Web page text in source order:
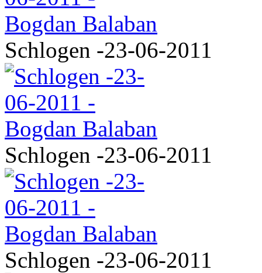
Schlogen -23-06-2011
Schlogen -23-06-2011
Schlogen -23-06-2011